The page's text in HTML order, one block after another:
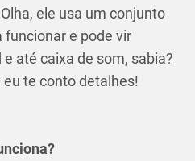
ele usa um conjunto
e pode vir
até caixa de som, sabia?
te conto detalhes!